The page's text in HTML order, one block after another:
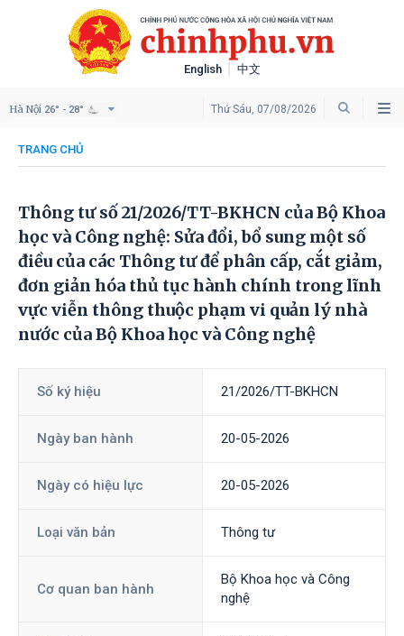
English 中文
Thứ Sáu, 07/08/2026
Hà Nội 26° - 28°
TRANG CHỦ
Thông tư số 21/2026/TT-BKHCN của Bộ Khoa
học và Công nghệ: Sửa đổi, bổ sung một số
điều của các Thông tư để phân cấp, cắt giảm,
đơn giản hóa thủ tục hành chính trong lĩnh
vực viễn thông thuộc phạm vi quản lý nhà
nước của Bộ Khoa học và Công nghệ
Số ký hiệu 21/2026/TT-BKHCN
Ngày ban hành 20-05-2026
Ngày có hiệu lực 20-05-2026
Loại văn bản Thông tư
Cơ quan ban hành
Bộ Khoa học và Công
nghệ